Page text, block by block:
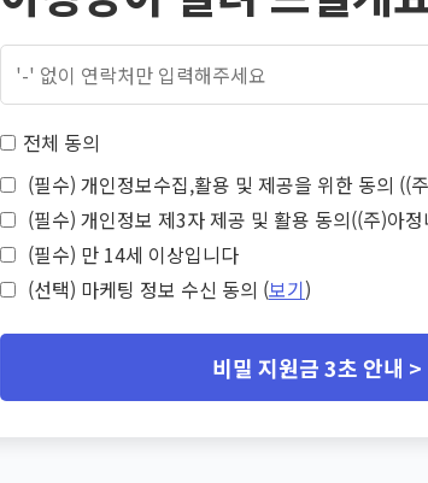
전체 동의
(필수) 개인정보수집,활용 및 제공을 위한 동의 ((
(필수) 개인정보 제3자 제공 및 활용 동의((주)아
(필수) 만 14세 이상입니다
(선택) 마케팅 정보 수신 동의 (보기)
비밀 지원금 3초 안내 >